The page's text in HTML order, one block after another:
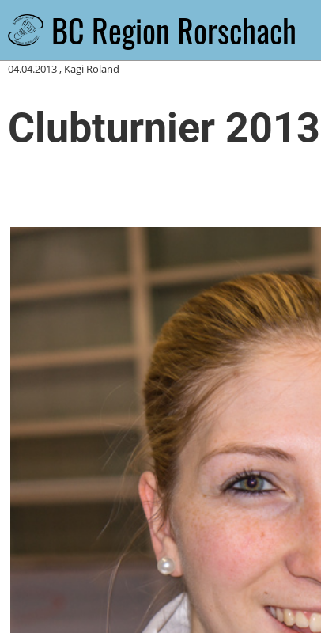
BC Region Rorschach
Zurück
04.04.2013, Kägi Roland
Clubturnier 2013